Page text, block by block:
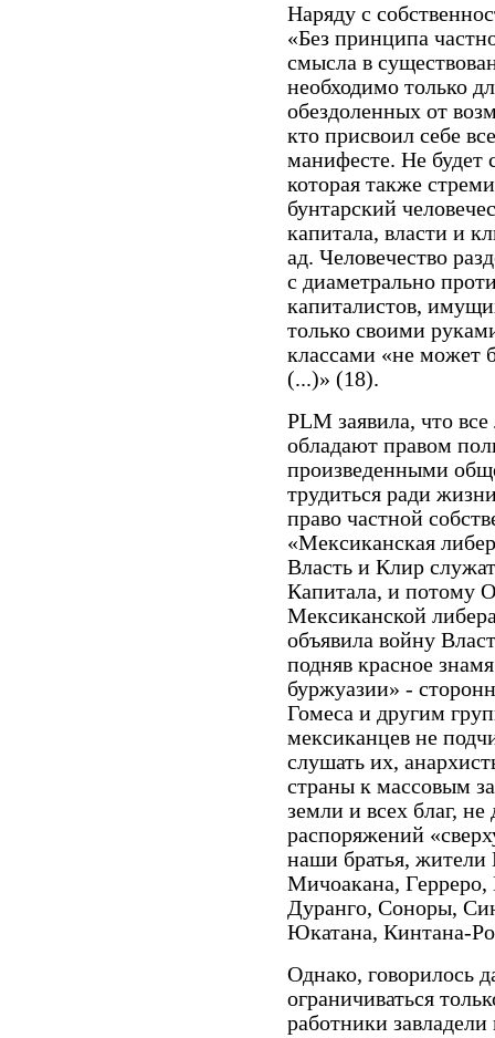
Наряду с
«Без принципа
смысла в
необходимо только
обездоленных от
кто присвоил себе
манифесте. Не будет
которая также
бунтарский
капитала, власти и
ад. Человечество
с диаметрально
капиталистов,
только своими
классами «не может
(...)» (18).
PLM заявила, что
обладают правом
произведенными
трудиться ради
право частной
«Мексиканская
Власть и Клир
Капитала, и потому
Мексиканской
объявила войну
подняв красное
буржуазии» ­-
Гомеса и другим
мексиканцев не
слушать их,
страны к массовым
земли и всех благ,
распоряжений
наши братья,
Мичоакана, Герреро,
Дуранго, Соноры,
Юкатана, Кинтана-
Однако, говорилось
ограничиваться
работники